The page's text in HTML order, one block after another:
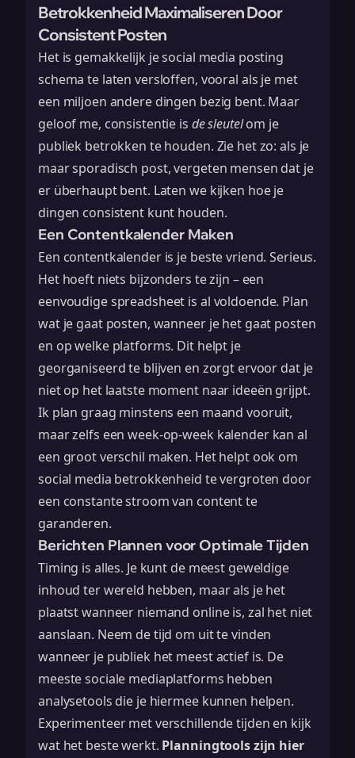
Betrokkenheid Maximaliseren Door
Consistent Posten
Het is gemakkelijk je social media posting
schema te laten versloffen, vooral als je met
een miljoen andere dingen bezig bent. Maar
geloof me, consistentie is de sleutelom je
publiek betrokken te houden. Zie het zo: als je
maar sporadisch post, vergeten mensen dat je
er überhaupt bent. Laten we kijken hoe je
dingen consistent kunt houden.
Een Contentkalender Maken
Een contentkalender is je beste vriend. Serieus.
Het hoeft niets bijzonders te zijn – een
eenvoudige spreadsheet is al voldoende. Plan
wat je gaat posten, wanneer je het gaat posten
en op welke platforms. Dit helpt je
georganiseerd te blijven en zorgt ervoor dat je
niet op het laatste moment naar ideeën grijpt.
Ik plan graag minstens een maand vooruit,
maar zelfs een week-op-week kalender kan al
een groot verschil maken. Het helpt ook om
social media betrokkenheid te vergroten door
een constante stroom van content te
garanderen.
Berichten Plannen voor Optimale Tijden
Timing is alles. Je kunt de meest geweldige
inhoud ter wereld hebben, maar als je het
plaatst wanneer niemand online is, zal het niet
aanslaan. Neem de tijd om uit te vinden
wanneer je publiek het meest actief is. De
meeste sociale mediaplatforms hebben
analysetools die je hiermee kunnen helpen.
Experimenteer met verschillende tijden en kijk
wat het beste werkt. Planningtools zijn hier